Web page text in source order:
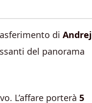
di Andrej
del panorama
L’affare porterà 5